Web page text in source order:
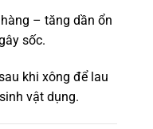
– tăng dần ổn
sốc.
khi xông để lau
vật dụng.